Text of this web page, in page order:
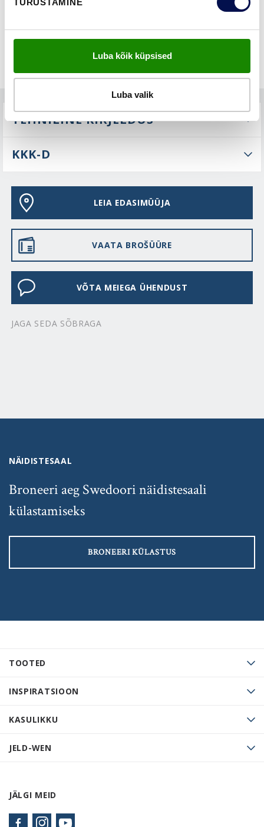
TURUSTAMINE
Luba kõik küpsised
Luba valik
TEHNILINE KIRJELDUS
KKK-D
LEIA EDASIMÜÜJA
VAATA BROŠÜÜRE
VÕTA MEIEGA ÜHENDUST
JAGA SEDA SÕBRAGA
TOOTED
INSPIRATSIOON
KASULIKKU
JELD-WEN
JÄLGI MEID
NÄIDISTESAAL
Broneeri aeg Swedoori näidistesaali
külastamiseks
BRONEERI KÜLASTUS